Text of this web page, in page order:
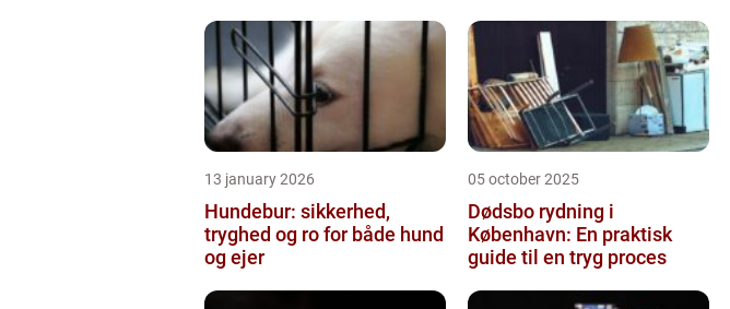
13 january 2026
Hundebur: sikkerhed,
tryghed og ro for både hund
og ejer
05 october 2025
Dødsbo rydning i
København: En praktisk
guide til en tryg proces